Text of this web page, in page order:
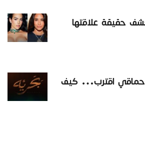
حقيقة علاقتها
حماقي اقترب… كيف